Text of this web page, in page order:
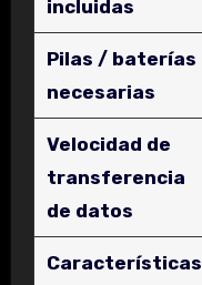
incluidas
Pilas / baterías
necesarias
Velocidad de
transferencia
de datos
Características